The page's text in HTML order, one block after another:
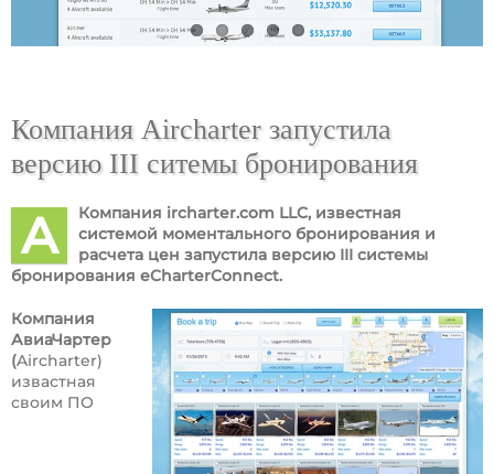
Компания Aircharter запустила
версию III ситемы бронирования
Компания
A ircharter.com LLC, известная
системой моментального бронирования и
расчета цен запустила версию III системы
бронирования eCharterConnect.
Компания
АвиаЧартер
(Aircharter)
извастная
своим ПО